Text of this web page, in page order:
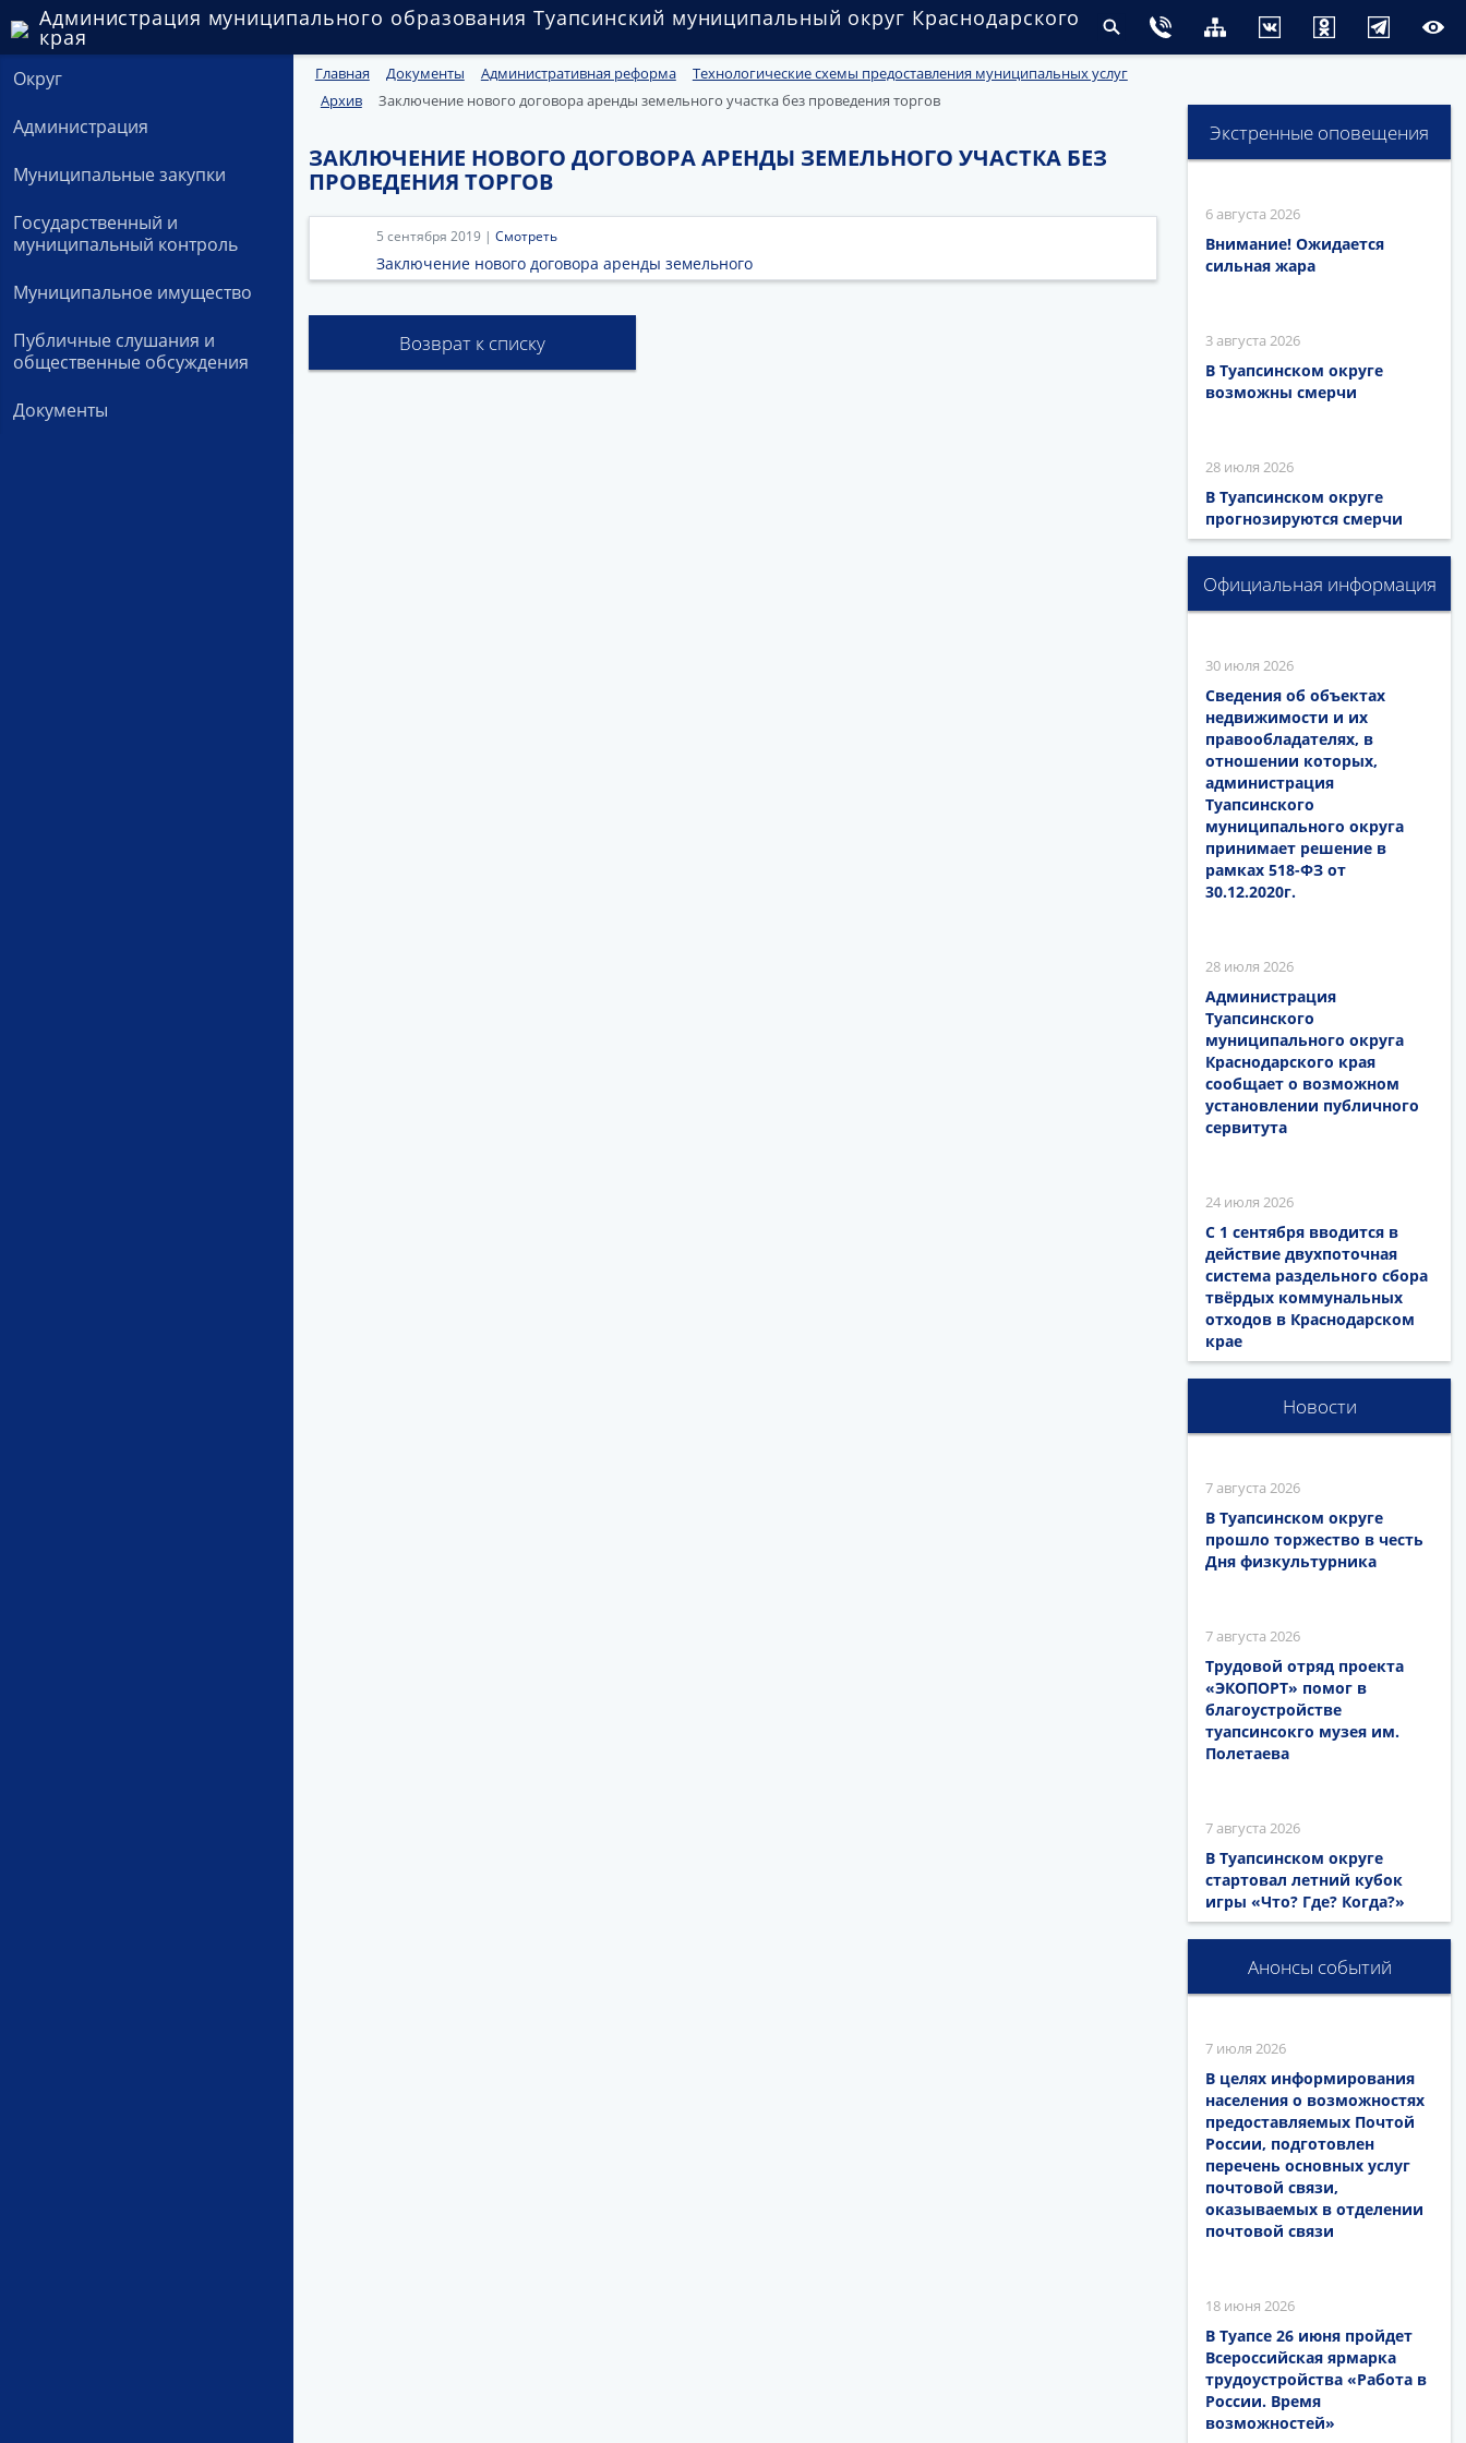
Администрация муниципального образования Туапсинский муниципальный округ Краснодарского
края
Округ
Администрация
Муниципальные закупки
Государственный и
муниципальный контроль
Муниципальное имущество
Публичные слушания и
общественные обсуждения
Документы
Главная Документы Административная реформа
Технологические схемы предоставления муниципальных услуг
Архив
Заключение нового договора аренды земельного участка без проведения торгов
ЗАКЛЮЧЕНИЕ НОВОГО ДОГОВОРА АРЕНДЫ ЗЕМЕЛЬНОГО УЧАСТКА БЕЗ
ПРОВЕДЕНИЯ ТОРГОВ
5 сентября 2019 | Смотреть
Заключение нового договора аренды земельного
Возврат к списку
Экстренные оповещения
6 августа 2026
Внимание! Ожидается
сильная жара
3 августа 2026
В Туапсинском округе
возможны смерчи
28 июля 2026
В Туапсинском округе
прогнозируются смерчи
Официальная информация
30 июля 2026
Сведения об объектах
недвижимости и их
правообладателях, в
отношении которых,
администрация
Туапсинского
муниципального округа
принимает решение в
рамках 518-ФЗ от
30.12.2020г.
28 июля 2026
Администрация
Туапсинского
муниципального округа
Краснодарского края
сообщает о возможном
установлении публичного
сервитута
24 июля 2026
С 1 сентября вводится в
действие двухпоточная
система раздельного сбора
твёрдых коммунальных
отходов в Краснодарском
крае
Новости
7 августа 2026
В Туапсинском округе
прошло торжество в честь
Дня физкультурника
7 августа 2026
Трудовой отряд проекта
«ЭКОПОРТ» помог в
благоустройстве
туапсинсокго музея им.
Полетаева
7 августа 2026
В Туапсинском округе
стартовал летний кубок
игры «Что? Где? Когда?»
Анонсы событий
7 июля 2026
В целях информирования
населения о возможностях
предоставляемых Почтой
России, подготовлен
перечень основных услуг
почтовой связи,
оказываемых в отделении
почтовой связи
18 июня 2026
В Туапсе 26 июня пройдет
Всероссийская ярмарка
трудоустройства «Работа в
России. Время
возможностей»